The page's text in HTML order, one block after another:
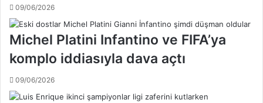
-
Ö
m
r
o
p
Y
a
l
ç
ı
i
ç
09/06/2026
Michel Platini Infantino ve FIFA’ya
komplo iddiasıyla dava açtı
09/06/2026